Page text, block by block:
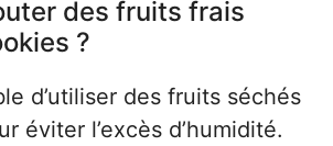
des fruits frais
?
d’utiliser des fruits séchés
éviter l’excès d’humidité.